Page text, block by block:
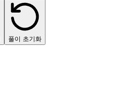
풀이 초기화